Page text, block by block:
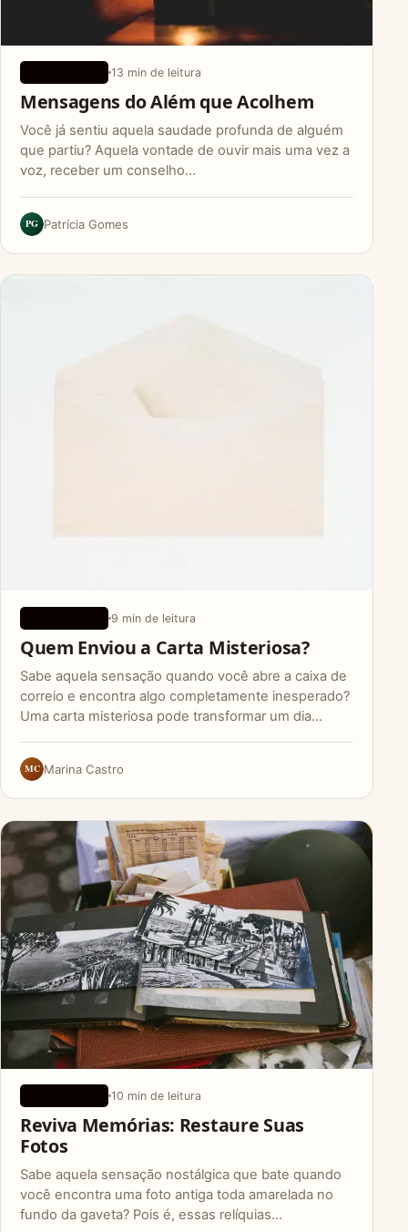
13 min de leitura
Mensagens do Além que Acolhem
Você já sentiu aquela saudade profunda de alguém
que partiu? Aquela vontade de ouvir mais uma vez a
voz, receber um conselho…
PG Patrícia Gomes
9 min de leitura
Quem Enviou a Carta Misteriosa?
Sabe aquela sensação quando você abre a caixa de
correio e encontra algo completamente inesperado?
Uma carta misteriosa pode transformar um dia…
MC Marina Castro
10 min de leitura
Reviva Memórias: Restaure Suas
Fotos
Sabe aquela sensação nostálgica que bate quando
você encontra uma foto antiga toda amarelada no
fundo da gaveta? Pois é, essas relíquias…